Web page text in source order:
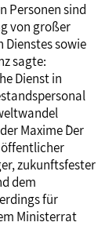
Personen sind
von großer
sowie
sagte:
Dienst in
Maxime `Der
öffentlicher
zukunftsfester
dem
für
Ministerrat